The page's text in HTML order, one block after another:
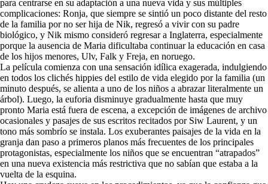
para centrarse en su adaptación a una nueva vida y sus múltiples
complicaciones: Ronja, que siempre se sintió un poco distante del resto
de la familia por no ser hija de Nik, regresó a vivir con su padre
biológico, y Nik mismo consideró regresar a Inglaterra, especialmente
porque la ausencia de Maria dificultaba continuar la educación en casa
de los hijos menores, Ulv, Falk y Freja, en noruego.
La película comienza con una sensación idílica exagerada, indulgiendo
en todos los clichés hippies del estilo de vida elegido por la familia (un
minuto después, se alienta a uno de los niños a abrazar literalmente un
árbol). Luego, la euforia disminuye gradualmente hasta que muy
pronto Maria está fuera de escena, a excepción de imágenes de archivo
ocasionales y pasajes de sus escritos recitados por Siw Laurent, y un
tono más sombrío se instala. Los exuberantes paisajes de la vida en la
granja dan paso a primeros planos más frecuentes de los principales
protagonistas, especialmente los niños que se encuentran “atrapados”
en una nueva existencia más restrictiva que no sabían que estaba a la
vuelta de la esquina.